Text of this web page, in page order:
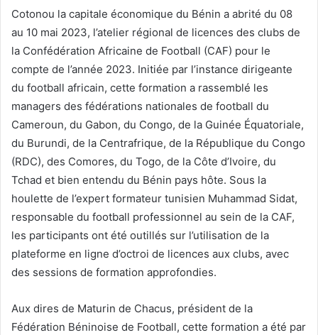
Cotonou la capitale économique du Bénin a abrité du 08
au 10 mai 2023, l’atelier régional de licences des clubs de
la Confédération Africaine de Football (CAF) pour le
compte de l’année 2023. Initiée par l’instance dirigeante
du football africain, cette formation a rassemblé les
managers des fédérations nationales de football du
Cameroun, du Gabon, du Congo, de la Guinée Équatoriale,
du Burundi, de la Centrafrique, de la République du Congo
(RDC), des Comores, du Togo, de la Côte d’Ivoire, du
Tchad et bien entendu du Bénin pays hôte. Sous la
houlette de l’expert formateur tunisien Muhammad Sidat,
responsable du football professionnel au sein de la CAF,
les participants ont été outillés sur l’utilisation de la
plateforme en ligne d’octroi de licences aux clubs, avec
des sessions de formation approfondies.
Aux dires de Maturin de Chacus, président de la
Fédération Béninoise de Football, cette formation a été par